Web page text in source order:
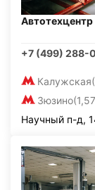
+7 (499) 288-
Калужская
Зюзино
Научный п-д,